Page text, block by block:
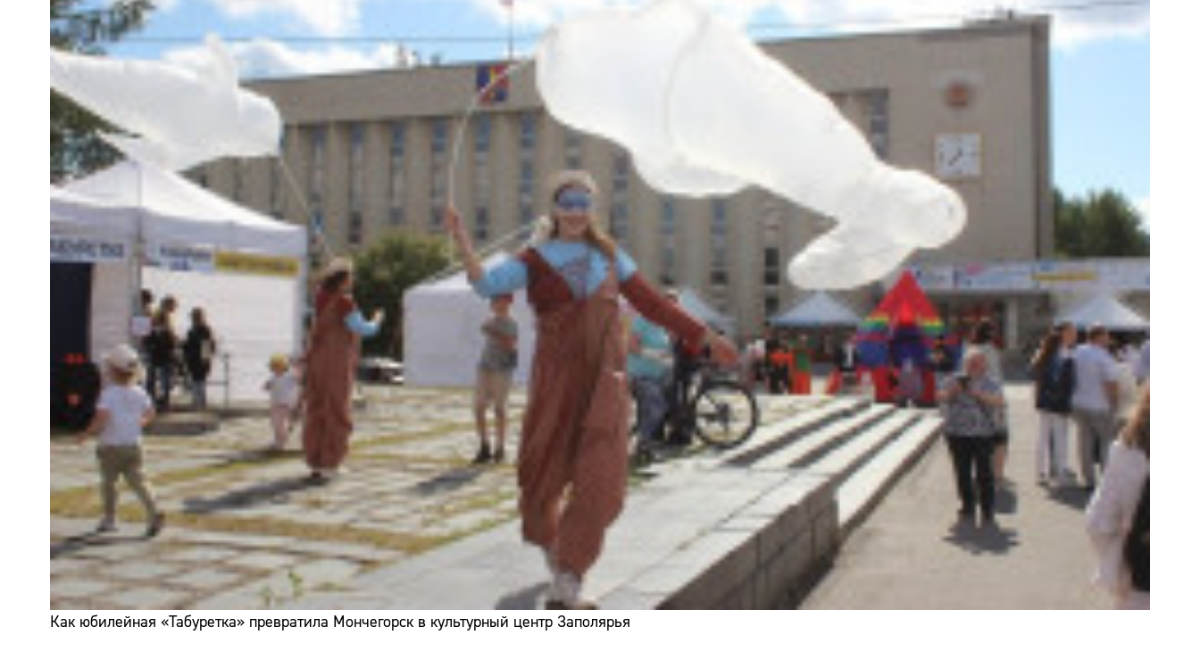
Как юбилейная «Табуретка» превратила Мончегорск в культурный центр Заполярья